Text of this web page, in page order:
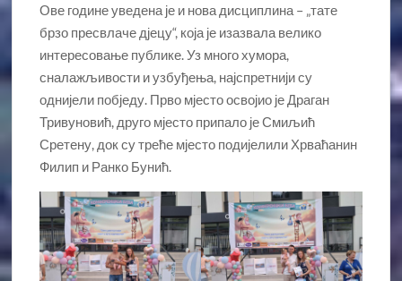
Ове године уведена је и нова дисциплина – „тате
брзо пресвлаче дјецу“, која је изазвала велико
интересовање публике. Уз много хумора,
сналажљивости и узбуђења, најспретнији су
однијели побједу. Прво мјесто освојио је Драган
Тривуновић, друго мјесто припало је Смиљић
Сретену, док су треће мјесто подијелили Хрваћанин
Филип и Ранко Бунић.